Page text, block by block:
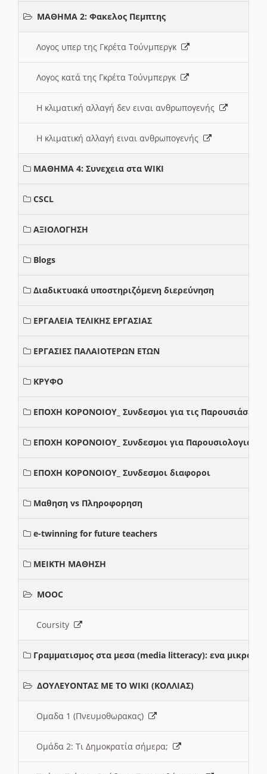
ΜΑΘΗΜΑ 2: Φακελος Πεμπτης
Λογος υπερ της Γκρέτα Τούνμπεργκ
Λογος κατά της Γκρέτα Τούνμπεργκ
Η κλιματική αλλαγή δεν ειναι ανθρωπογενής
Η κλιματική αλλαγή ειναι ανθρωπογενής
ΜΑΘΗΜΑ 4: Συνεχεια στα WIKI
CSCL
ΑΞΙΟΛΟΓΗΣΗ
Blogs
Διαδικτυακά υποστηριζόμενη διερεύνηση
ΕΡΓΑΛΕΙΑ ΤΕΛΙΚΗΣ ΕΡΓΑΣΙΑΣ
ΕΡΓΑΣΙΕΣ ΠΑΛΑΙΟΤΕΡΩΝ ΕΤΩΝ
ΚΡΥΦΟ
ΕΠΟΧΗ ΚΟΡΟΝΟΙΟΥ_ Συνδεσμοι για τις Παρουσιάσεις
ΕΠΟΧΗ ΚΟΡΟΝΟΙΟΥ_ Συνδεσμοι για Παρουσιολογια
ΕΠΟΧΗ ΚΟΡΟΝΟΙΟΥ_ Συνδεσμοι διαφοροι
Μαθηση vs Πληροφορηση
e-twinning for future teachers
ΜΕΙΚΤΗ ΜΑΘΗΣΗ
MOOC
Coursity
Γραμματισμος στα μεσα (media litteracy): ενα μικρο
ΔΟΥΛΕΥΟΝΤΑΣ ΜΕ ΤΟ WIKI (ΚΟΛΛΙΑΣ)
Ομαδα 1 (Πνευμοθωρακας)
Ομάδα 2: Τι Δημοκρατία σήμερα;